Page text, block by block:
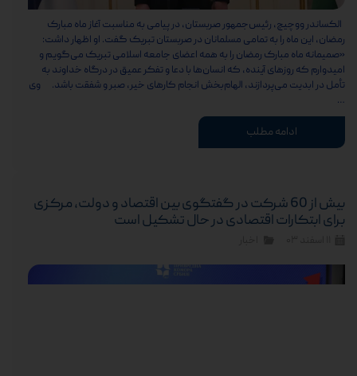
الکساندر ووچیچ، رئیس‌جمهور صربستان، در پیامی به مناسبت آغاز ماه مبارک
رمضان، این ماه را به تمامی مسلمانان در صربستان تبریک گفت. او اظهار داشت:
«صمیمانه ماه مبارک رمضان را به همه اعضای جامعه اسلامی تبریک می‌گویم و
امیدوارم که روزهای آینده، که انسان‌ها با دعا و تفکر عمیق در درگاه خداوند به
تأمل در ابدیت می‌پردازند، الهام‌بخش انجام کارهای خیر، صبر و شفقت باشد. وی
…
ادامه مطلب
بیش از 60 شرکت در گفتگوی بین اقتصاد و دولت، مرکزی
برای ابتکارات اقتصادی در حال تشکیل است